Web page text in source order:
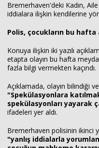
Bremerhaven'deki Kadın,
iddialara ilişkin kendilerine
Polis, çocukların bu hafta
Konuya ilişkin iki yazılı
etapta olayın bu hafta
fazla bilgi vermekten kaçındı.
Açıklamada, olayın bilindiği
"Spekülasyonlara
spekülasyonları yayarak
ifadeleri yer aldı.
Bremerhaven polisinin ikinci
"yanlış iddialarla